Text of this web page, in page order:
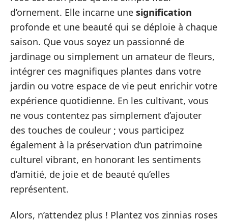
d’ornement. Elle incarne une signification
profonde et une beauté qui se déploie à chaque
saison. Que vous soyez un passionné de
jardinage ou simplement un amateur de fleurs,
intégrer ces magnifiques plantes dans votre
jardin ou votre espace de vie peut enrichir votre
expérience quotidienne. En les cultivant, vous
ne vous contentez pas simplement d’ajouter
des touches de couleur ; vous participez
également à la préservation d’un patrimoine
culturel vibrant, en honorant les sentiments
d’amitié, de joie et de beauté qu’elles
représentent.
Alors, n’attendez plus ! Plantez vos zinnias roses